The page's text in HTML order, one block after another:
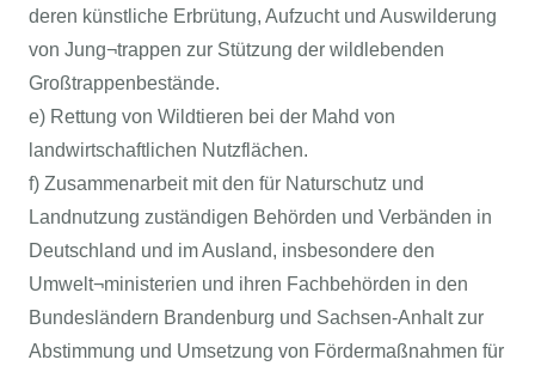
deren künstliche Erbrütung, Aufzucht und Auswilderung
von Jung¬trappen zur Stützung der wildlebenden
Großtrappenbestände.
e) Rettung von Wildtieren bei der Mahd von
landwirtschaftlichen Nutzflächen.
f) Zusammenarbeit mit den für Naturschutz und
Landnutzung zuständigen Behörden und Verbänden in
Deutschland und im Ausland, insbesondere den
Umwelt¬ministerien und ihren Fachbehörden in den
Bundesländern Brandenburg und Sachsen-Anhalt zur
Abstimmung und Umsetzung von Fördermaßnahmen für